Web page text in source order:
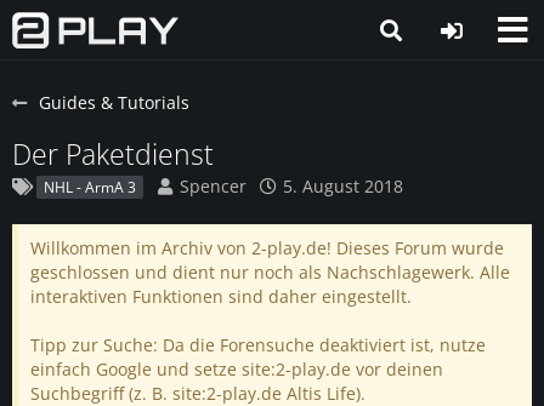
Guides & Tutorials
Der Paketdienst
NHL - ArmA 3 Spencer 5. August 2018
Willkommen im Archiv von 2-play.de! Dieses Forum wurde
geschlossen und dient nur noch als Nachschlagewerk. Alle
interaktiven Funktionen sind daher eingestellt.
Tipp zur Suche: Da die Forensuche deaktiviert ist, nutze
einfach Google und setze site:2-play.de vor deinen
Suchbegriff (z. B. site:2-play.de Altis Life).